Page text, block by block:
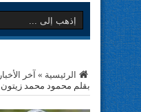
الرئيسية » آخر الأخبار
بقلم محمود محمد زيتون